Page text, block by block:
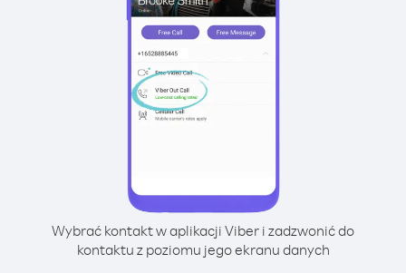
Wybrać kontakt w aplikacji Viber i zadzwonić do
kontaktu z poziomu jego ekranu danych